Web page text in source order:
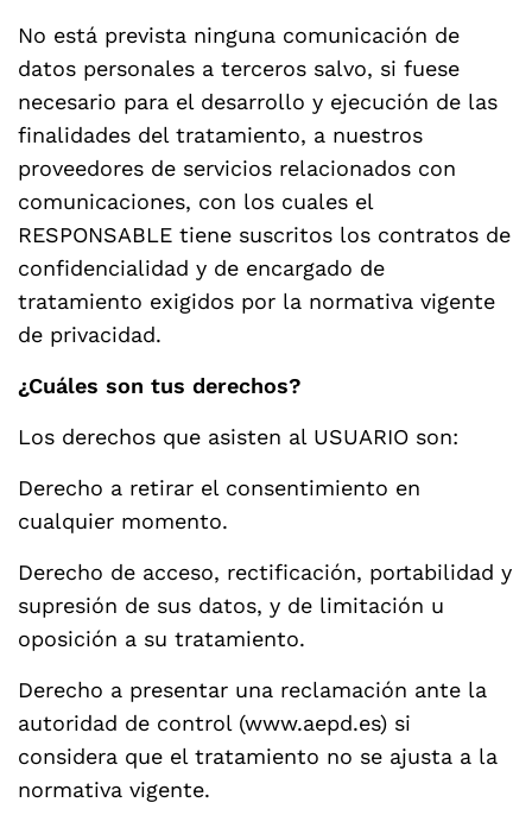
No está prevista ninguna comunicación de
datos personales a terceros salvo, si fuese
necesario para el desarrollo y ejecución de las
finalidades del tratamiento, a nuestros
proveedores de servicios relacionados con
comunicaciones, con los cuales el
RESPONSABLE tiene suscritos los contratos de
confidencialidad y de encargado de
tratamiento exigidos por la normativa vigente
de privacidad.
¿Cuáles son tus derechos?
Los derechos que asisten al USUARIO son:
Derecho a retirar el consentimiento en
cualquier momento.
Derecho de acceso, rectificación, portabilidad y
supresión de sus datos, y de limitación u
oposición a su tratamiento.
Derecho a presentar una reclamación ante la
autoridad de control (www.aepd.es) si
considera que el tratamiento no se ajusta a la
normativa vigente.